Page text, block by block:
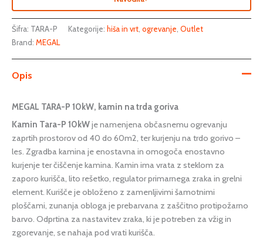
Šifra: TARA-P Kategorije: hiša in vrt, ogrevanje, Outlet
Brand: MEGAL
Opis
MEGAL TARA-P 10kW, kamin na trda goriva
Kamin Tara-P 10kWje namenjena občasnemu ogrevanju
zaprtih prostorov od 40 do 60m2, ter kurjenju na trdo gorivo –
les. Zgradba kamina je enostavna in omogoča enostavno
kurjenje ter čiščenje kamina. Kamin ima vrata z steklom za
zaporo kurišča, lito rešetko, regulator primarnega zraka in grelni
element. Kurišče je obloženo z zamenljivimi šamotnimi
ploščami, zunanja obloga je prebarvana z zaščitno protipožarno
barvo. Odprtina za nastavitev zraka, ki je potreben za vžig in
zgorevanje, se nahaja pod vrati kurišča.